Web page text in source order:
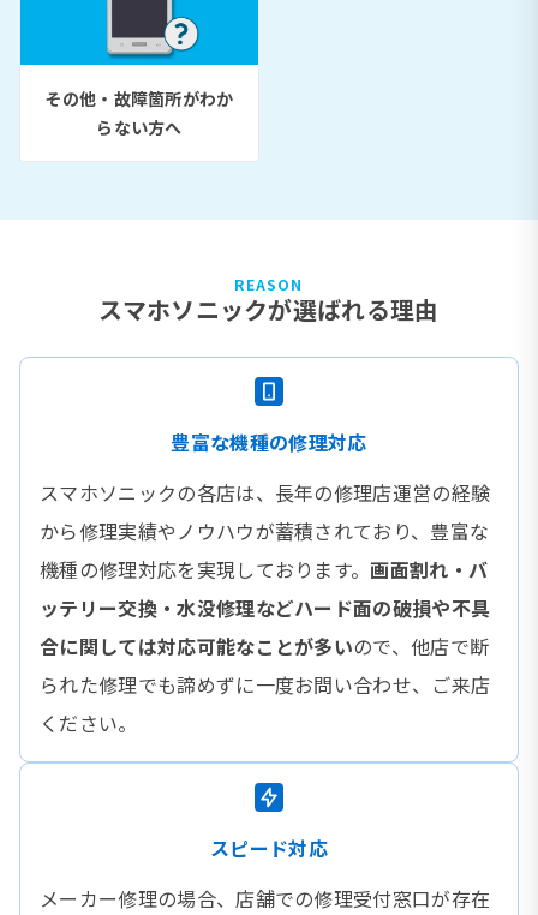
その他・故障箇所がわか
らない方へ
REASON
スマホソニックが選ばれる理由
豊富な機種の修理対応
スマホソニックの各店は、長年の修理店運営の経験
から修理実績やノウハウが蓄積されており、豊富な
機種の修理対応を実現しております。画面割れ・バ
ッテリー交換・水没修理などハード面の破損や不具
合に関しては対応可能なことが多いので、他店で断
られた修理でも諦めずに一度お問い合わせ、ご来店
ください。
スピード対応
メーカー修理の場合、店舗での修理受付窓口が存在